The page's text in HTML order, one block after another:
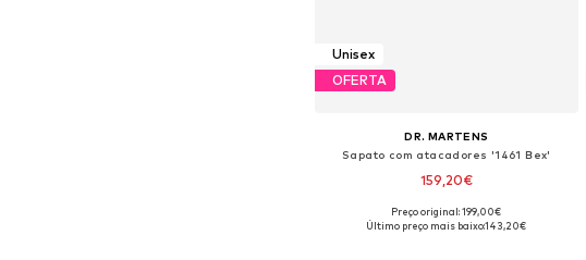
Unisex
OFERTA
DR. MARTENS
Sapato com atacadores '1461 Bex'
159,20€
Disponível em vários tamanhos
Preço original: 199,00€
Último preço mais baixo:143,20€